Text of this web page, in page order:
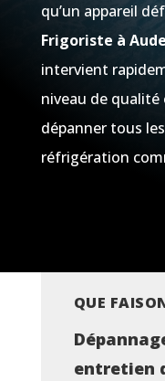
qu’un appareil
Frigoriste à
intervient
niveau de
dépanner tous
réfrigération
QUE
entretien